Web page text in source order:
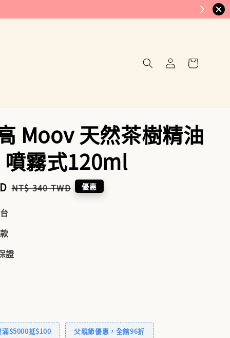
Moov 天然茶樹精油
霧式120ml
Regular
NT$ 340 TWD 優惠
證
$5000抵$100 父親節優惠，全館96折